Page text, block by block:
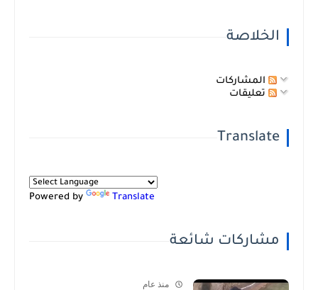
الخلاصة
المشاركات
تعليقات
Translate
Powered by Translate
مشاركات شائعة
منذ عام